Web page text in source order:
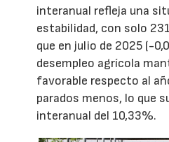
interanual refleja una
estabilidad, con solo
que en julio de 2025 (-
desempleo agrícola
favorable respecto al
parados menos, lo que
interanual del 10,33%.